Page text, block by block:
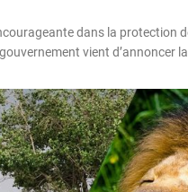
dans la protection
vient d’annoncer